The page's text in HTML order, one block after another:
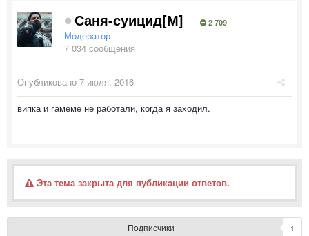
Саня-суицид[М] 2 709
Модератор
7 034 сообщения
Опубликовано 7 июля, 2016
випка и гамеме не работали, когда я заходил.
Эта тема закрыта для публикации ответов.
Подписчики 1